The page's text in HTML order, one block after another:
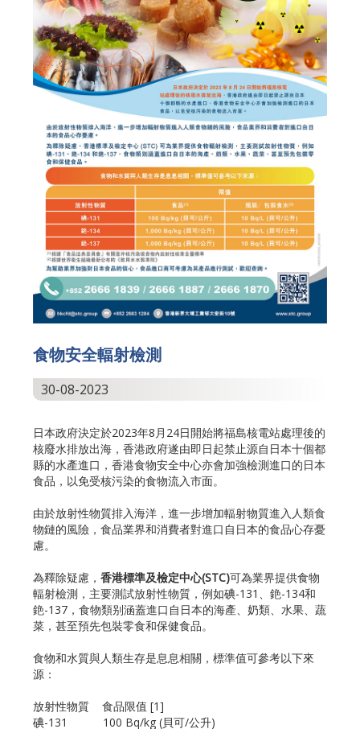
食物安全輻射檢測
30-08-2023
日本政府決定於2023年8月24日開始將福島核電站處理後的
核廢水排放出海，香港政府遂由即日起禁止源自日本十個都
縣的水產進口，香港食物安全中心亦會加強檢測進口的日本
食品，以免受核污染的食物流入市面。
由於放射性物質排入海洋，進一步增加輻射物質進入人類食
物鏈的風險，食品業界和消費者對進口自日本的食品心存憂
慮。
為釋除疑慮， 香港標準及檢定中心(STC)可為業界提供食物
輻射檢測，主要測試放射性物質，例如碘-131、銫-134和
銫-137，食物類别涵蓋進口自日本的海產、奶類、水果、蔬
菜，甚至預先包裝零食和保健食品。
食物和水質與人類生存是息息相關，標準值可參考以下來
源：
放射性物質    食品限值 [1]
碘-131           100 Bq/kg (貝可/公升)